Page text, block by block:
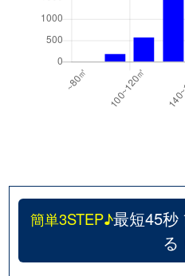
簡単3STEP♪最短45秒
る